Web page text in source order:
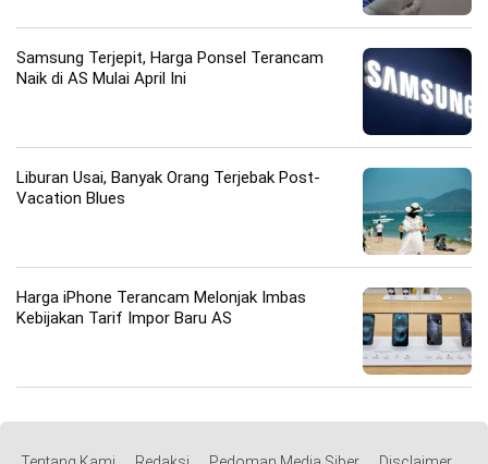
Samsung Terjepit, Harga Ponsel Terancam
Naik di AS Mulai April Ini
Liburan Usai, Banyak Orang Terjebak Post-
Vacation Blues
Harga iPhone Terancam Melonjak Imbas
Kebijakan Tarif Impor Baru AS